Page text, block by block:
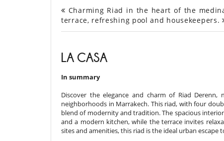
Charming Riad in the heart of the
terrace, refreshing pool and housekeepers.
LA CASA
In summary
Discover the elegance and charm of Riad
neighborhoods in Marrakech. This riad, with four
blend of modernity and tradition. The spacious
and a modern kitchen, while the terrace invites
sites and amenities, this riad is the ideal urban